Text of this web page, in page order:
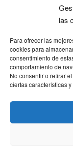
las
Para ofrecer las
cookies para
consentimiento de
comportamiento de
No consentir o retirar
ciertas características
datos
Formación
proyecto PS4 python
raspbian
transmission